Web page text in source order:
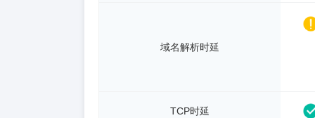
域名解析时延
TCP时延